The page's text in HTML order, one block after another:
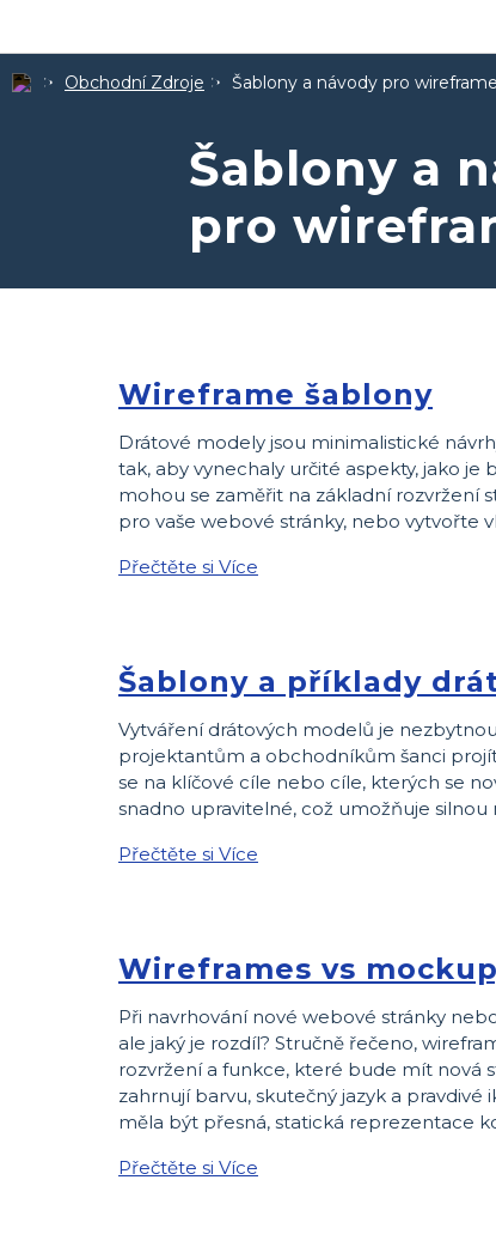
Obchodní Zdroje Šablony a návody pro wireframe
Šablony a
pro
Wireframe šablony
Drátové modely jsou minimalistické
tak, aby vynechaly určité aspekty, jako je
mohou se zaměřit na základní rozvržení
pro vaše webové stránky, nebo vytvořte
Přečtěte si Více
Šablony a příklady
Vytváření drátových modelů je
projektantům a obchodníkům šanci
se na klíčové cíle nebo cíle, kterých se
snadno upravitelné, což umožňuje
Přečtěte si Více
Wireframes vs
Při navrhování nové webové stránky
ale jaký je rozdíl? Stručně řečeno,
rozvržení a funkce, které bude mít nová
zahrnují barvu, skutečný jazyk a
měla být přesná, statická reprezentace
Přečtěte si Více